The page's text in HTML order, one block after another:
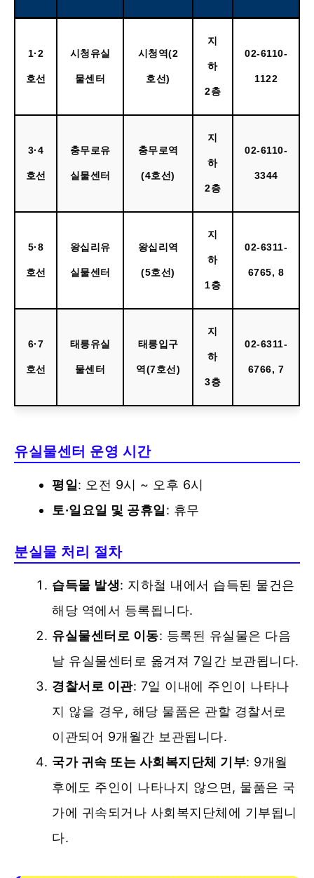
1·2
호선
시청유실
물센터
시청역(2
호선)
지
하
2층
02-6110-
1122
3·4
호선
충무로유
실물센터
충무로역
(4호선)
지
하
2층
02-6110-
3344
5·8
호선
왕십리유
실물센터
왕십리역
(5호선)
지
하
1층
02-6311-
6765, 8
6·7
호선
태릉유실
물센터
태릉입구
역(7호선)
지
하
3층
02-6311-
6766, 7
유실물센터 운영 시간
평일 : 오전 9시 ~ 오후 6시
토·일요일 및 공휴일 : 휴무
분실물 처리 절차
습득물 발생: 지하철 내에서 습득된 물건은
해당 역에서 등록됩니다.
유실물센터로 이동: 등록된 유실물은 다음
날 유실물센터로 옮겨져 7일간 보관됩니다.
경찰서로 이관: 7일 이내에 주인이 나타나
지 않을 경우, 해당 물품은 관할 경찰서로
이관되어 9개월간 보관됩니다.
국가 귀속 또는 사회복지단체 기부: 9개월
후에도 주인이 나타나지 않으면, 물품은 국
가에 귀속되거나 사회복지단체에 기부됩니
다.